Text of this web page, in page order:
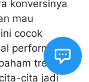
konversinya
mau
cocok
performa
tren
cita jadi